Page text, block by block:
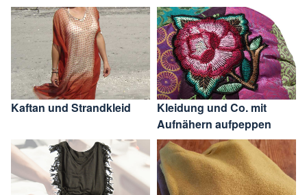
Kaftan und Strandkleid
Kleidung und Co. mit
Aufnähern aufpeppen